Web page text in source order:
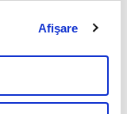
Afişare